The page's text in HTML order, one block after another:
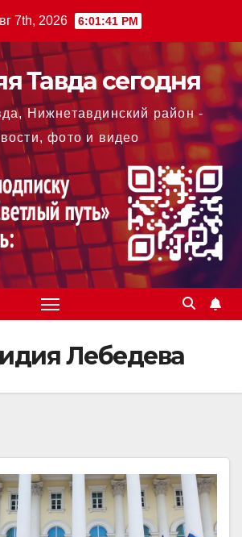
7th, 2026 6:01:41 PM
Тавда сегодня
Нижнетавдинский район -
фото и видео
Лебедева